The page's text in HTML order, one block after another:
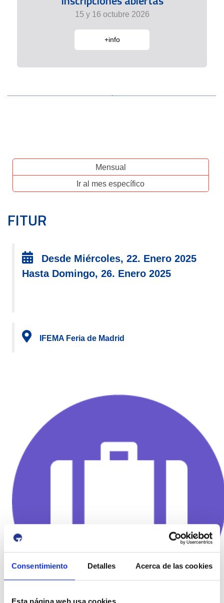
Consentimiento Detalles Acerca de las cookies
Esta página web usa cookies
15 y 16 octubre 2026
+info
Mensual
Ir al mes específico
FITUR
Desde Miércoles, 22. Enero 2025
Hasta Domingo, 26. Enero 2025
IFEMA Feria de Madrid